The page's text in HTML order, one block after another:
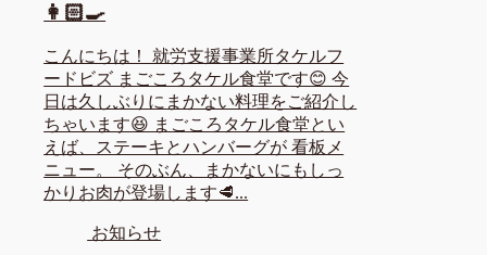
👩🏻‍🍳
こんにちは！ 就労支援事業所タケルフ
ードビズ まごころタケル食堂です😊 今
日は久しぶりにまかない料理をご紹介し
ちゃいます😆 まごころタケル食堂とい
えば、ステーキとハンバーグが 看板メ
ニュー。 そのぶん、まかないにもしっ
かりお肉が登場します🥩...
お知らせ